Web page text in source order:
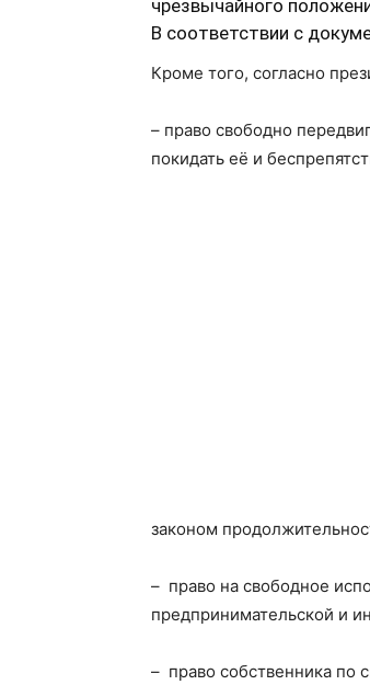
чрезвычайного
В соответствии с
Кроме того, согласно
– право свободно
покидать её и
законом
– право на свободное
предпринимательской и
– право собственника по